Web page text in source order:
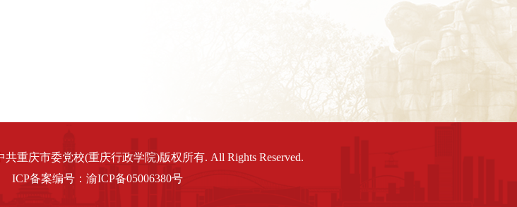
共重庆市委党校(重庆行政学院)版权所有. All Rights Reserved.
ICP备案编号： 渝ICP备05006380号